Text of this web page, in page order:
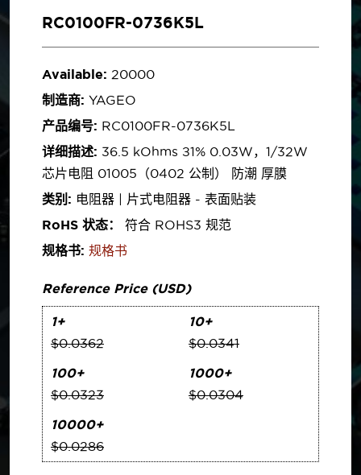
RC0100FR-0736K5L
Available: 20000
制造商: YAGEO
产品编号: RC0100FR-0736K5L
详细描述: 36.5 kOhms ±1% 0.03W，1/32W
芯片电阻 01005（0402 公制） 防潮 厚膜
类别: 电阻器 | 片式电阻器 - 表面贴装
RoHS 状态：
符合 ROHS3 规范
规格书: 规格书
Reference Price (USD)
1+
$0.0362
10+
$0.0341
100+
$0.0323
1000+
$0.0304
10000+
$0.0286